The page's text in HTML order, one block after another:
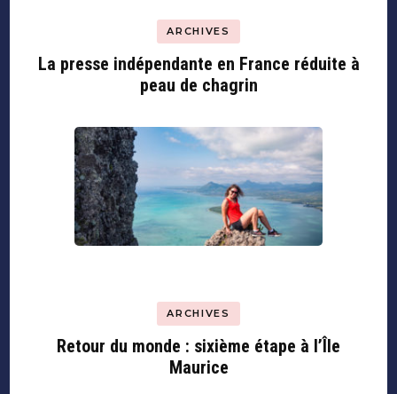
ARCHIVES
La presse indépendante en France réduite à
peau de chagrin
ARCHIVES
Retour du monde : sixième étape à l’Île
Maurice